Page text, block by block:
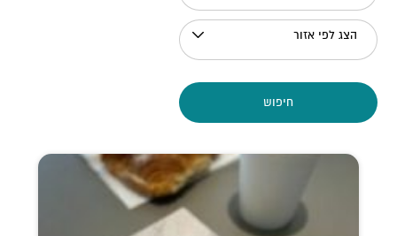
הצג לפי אזור
חיפוש